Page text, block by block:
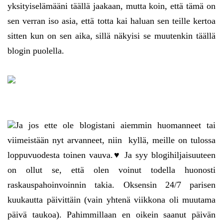
yksityiselämääni täällä jaakaan, mutta koin, että tämä on
sen verran iso asia, että totta kai haluan sen teille kertoa
sitten kun on sen aika, sillä näkyisi se muutenkin täällä
blogin puolella.
Ja jos ette ole blogistani aiemmin huomanneet tai
viimeistään nyt arvanneet, niin kyllä, meille on tulossa
loppuvuodesta toinen vauva.♥ Ja syy blogihiljaisuuteen
on ollut se, että olen voinut todella huonosti
raskauspahoinvoinnin takia. Oksensin 24/7 parisen
kuukautta päivittäin (vain yhtenä viikkona oli muutama
päivä taukoa). Pahimmillaan en oikein saanut päivän